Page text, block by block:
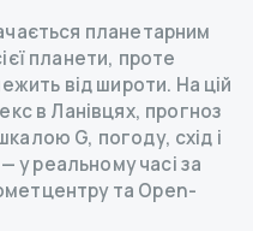
планетарним
планети, проте
від широти. На цій
в Ланівцях, прогноз
G, погоду, схід і
у реальному часі за
та Open-